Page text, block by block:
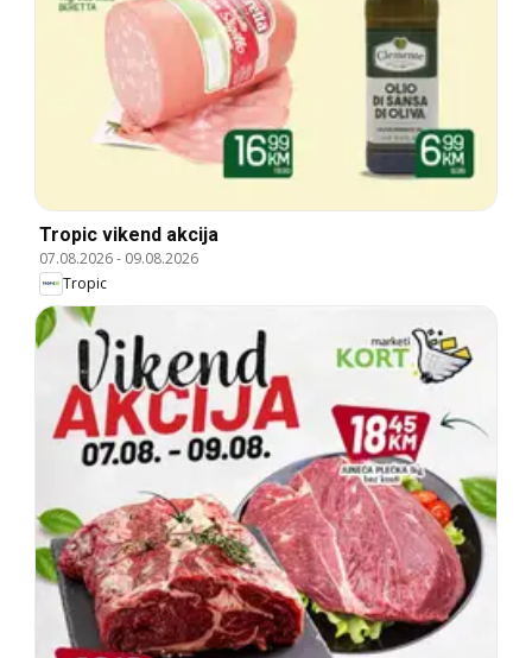
Tropic vikend akcija
07.08.2026- 09.08.2026
Tropic